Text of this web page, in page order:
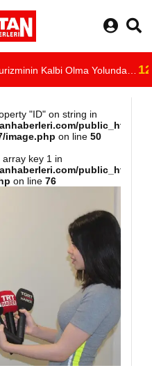
Kalbi Olma Yolunda
moduller/header-
read property
"ID" on string in
public_html/
image.php on line 50
array key 1 in
public_html/
on line 76